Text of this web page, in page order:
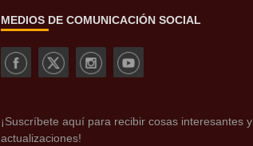
MEDIOS DE COMUNICACIÓN SOCIAL
¡Suscríbete aquí para recibir cosas interesantes y
actualizaciones!